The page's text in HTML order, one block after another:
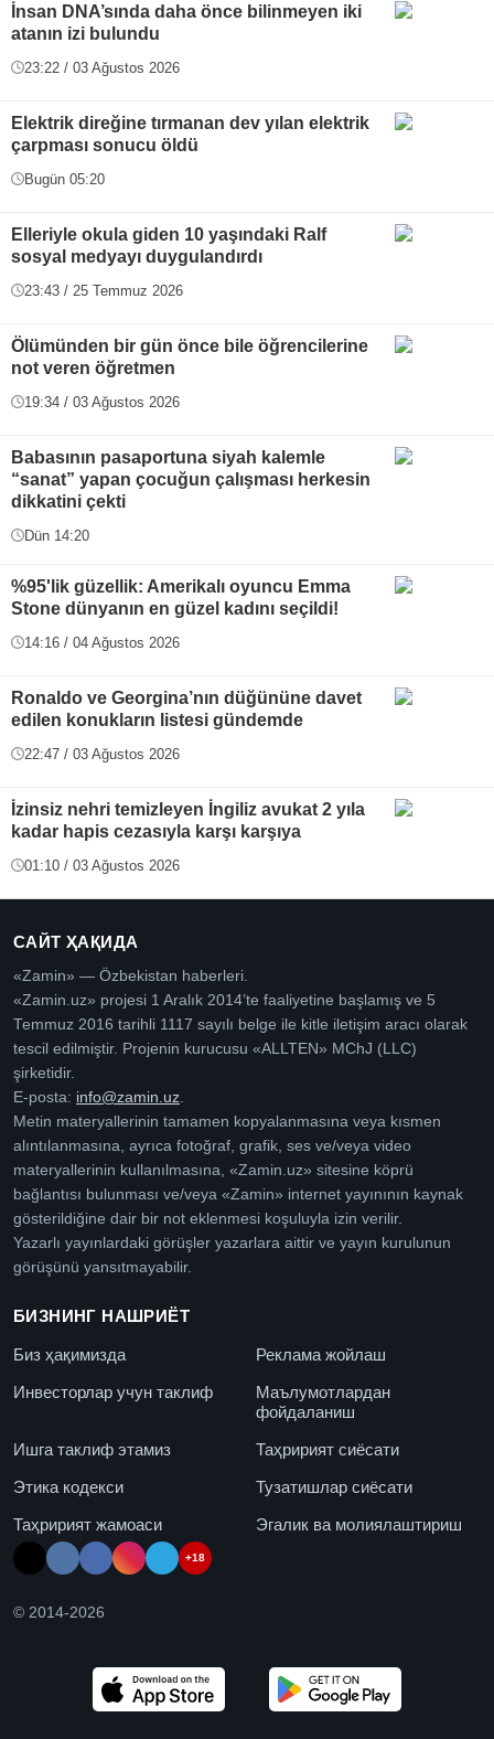
İnsan DNA’sında daha önce bilinmeyen iki
atanın izi bulundu
23:22 / 03 Ağustos 2026
Elektrik direğine tırmanan dev yılan elektrik
çarpması sonucu öldü
Bugün 05:20
Elleriyle okula giden 10 yaşındaki Ralf
sosyal medyayı duygulandırdı
23:43 / 25 Temmuz 2026
Ölümünden bir gün önce bile öğrencilerine
not veren öğretmen
19:34 / 03 Ağustos 2026
Babasının pasaportuna siyah kalemle
“sanat” yapan çocuğun çalışması herkesin
dikkatini çekti
Dün 14:20
%95'lik güzellik: Amerikalı oyuncu Emma
Stone dünyanın en güzel kadını seçildi!
14:16 / 04 Ağustos 2026
Ronaldo ve Georgina’nın düğününe davet
edilen konukların listesi gündemde
22:47 / 03 Ağustos 2026
İzinsiz nehri temizleyen İngiliz avukat 2 yıla
kadar hapis cezasıyla karşı karşıya
01:10 / 03 Ağustos 2026
САЙТ ҲАҚИДА
«Zamin» — Özbekistan haberleri.
«Zamin.uz» projesi 1 Aralık 2014’te faaliyetine başlamış ve 5
Temmuz 2016 tarihli 1117 sayılı belge ile kitle iletişim aracı olarak
tescil edilmiştir. Projenin kurucusu «ALLTEN» MChJ (LLC)
şirketidir.
E-posta: info@zamin.uz
Metin materyallerinin tamamen kopyalanmasına veya kısmen
alıntılanmasına, ayrıca fotoğraf, grafik, ses ve/veya video
materyallerinin kullanılmasına, «Zamin.uz» sitesine köprü
bağlantısı bulunması ve/veya «Zamin» internet yayınının kaynak
gösterildiğine dair bir not eklenmesi koşuluyla izin verilir.
Yazarlı yayınlardaki görüşler yazarlara aittir ve yayın kurulunun
görüşünü yansıtmayabilir.
БИЗНИНГ НАШРИЁТ
Биз ҳақимизда
Реклама жойлаш
Инвесторлар учун таклиф
Маълумотлардан
фойдаланиш
Ишга таклиф этамиз
Таҳририят сиёсати
Этика кодекси
Тузатишлар сиёсати
Таҳририят жамоаси
Эгалик ва молиялаштириш
+18
© 2014-2026